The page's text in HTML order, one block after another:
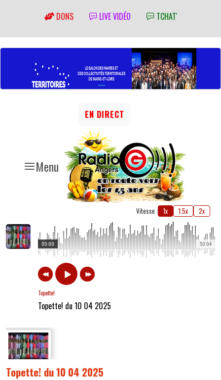
DONS LIVE VIDÉO TCHAT'
Menu
EN DIRECT
Vitesse : 1x 1.5x 2x
50:04
00:00
Topette!
Topette! du 10 04 2025
Topette! du 10 04 2025